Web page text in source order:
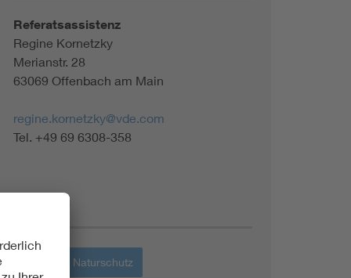
Referatsassistenz
Regine Kornetzky
Merianstr. 28
63069 Offenbach am Main
regine.kornetzky@vde.com
Tel. +49 69 6308-358
Themen
Umwelt + Naturschutz